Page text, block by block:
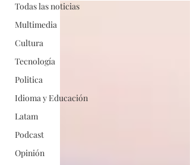
Todas las noticias
Multimedia
Cultura
Tecnología
Politica
Idioma y Educación
Latam
Podcast
Opinión